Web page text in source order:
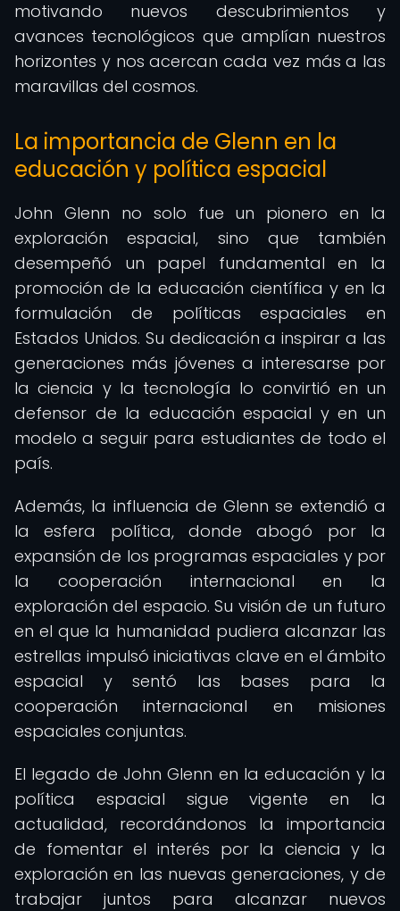
motivando nuevos descubrimientos y
avances tecnológicos que amplían nuestros
horizontes y nos acercan cada vez más a las
maravillas del cosmos.
La importancia de Glenn en la
educación y política espacial
John Glenn no solo fue un pionero en la
exploración espacial, sino que también
desempeñó un papel fundamental en la
promoción de la educación científica y en la
formulación de políticas espaciales en
Estados Unidos. Su dedicación a inspirar a las
generaciones más jóvenes a interesarse por
la ciencia y la tecnología lo convirtió en un
defensor de la educación espacial y en un
modelo a seguir para estudiantes de todo el
país.
Además, la influencia de Glenn se extendió a
la esfera política, donde abogó por la
expansión de los programas espaciales y por
la cooperación internacional en la
exploración del espacio. Su visión de un futuro
en el que la humanidad pudiera alcanzar las
estrellas impulsó iniciativas clave en el ámbito
espacial y sentó las bases para la
cooperación internacional en misiones
espaciales conjuntas.
El legado de John Glenn en la educación y la
política espacial sigue vigente en la
actualidad, recordándonos la importancia
de fomentar el interés por la ciencia y la
exploración en las nuevas generaciones, y de
trabajar juntos para alcanzar nuevos